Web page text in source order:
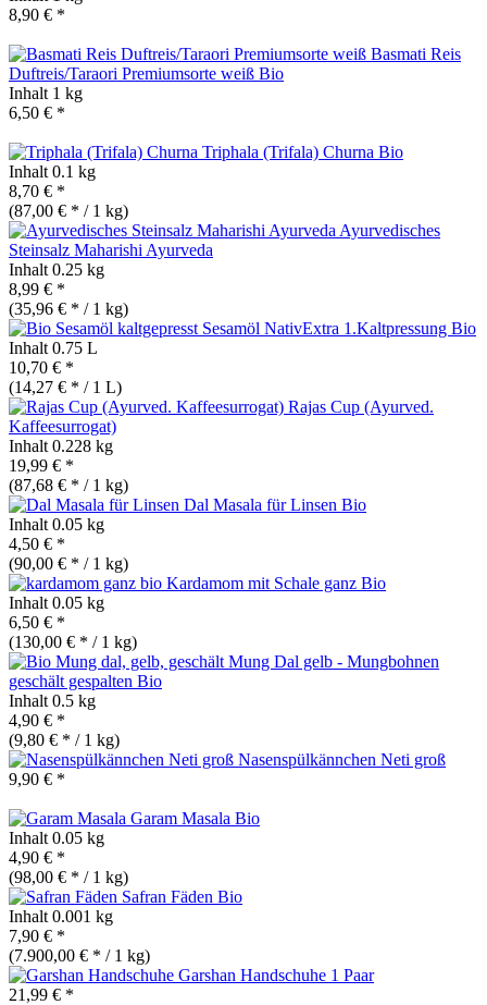
8,90 € *
Basmati Reis
Duftreis/Taraori Premiumsorte weiß Bio
Inhalt 1 kg
6,50 € *
Triphala (Trifala) Churna Bio
Inhalt 0.1 kg
8,70 € *
(87,00 € * / 1 kg)
Ayurvedisches
Steinsalz Maharishi Ayurveda
Inhalt 0.25 kg
8,99 € *
(35,96 € * / 1 kg)
Sesamöl NativExtra 1.Kaltpressung Bio
Inhalt 0.75 L
10,70 € *
(14,27 € * / 1 L)
Rajas Cup (Ayurved.
Kaffeesurrogat)
Inhalt 0.228 kg
19,99 € *
(87,68 € * / 1 kg)
Dal Masala für Linsen Bio
Inhalt 0.05 kg
4,50 € *
(90,00 € * / 1 kg)
Kardamom mit Schale ganz Bio
Inhalt 0.05 kg
6,50 € *
(130,00 € * / 1 kg)
Mung Dal gelb - Mungbohnen
geschält gespalten Bio
Inhalt 0.5 kg
4,90 € *
(9,80 € * / 1 kg)
Nasenspülkännchen Neti groß
9,90 € *
Garam Masala Bio
Inhalt 0.05 kg
4,90 € *
(98,00 € * / 1 kg)
Safran Fäden Bio
Inhalt 0.001 kg
7,90 € *
(7.900,00 € * / 1 kg)
Garshan Handschuhe 1 Paar
21,99 € *